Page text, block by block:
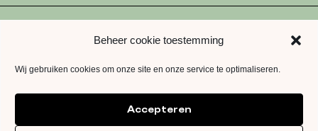
Beheer cookie toestemming
Wij gebruiken cookies om onze site en onze service te optimaliseren.
Accepteren